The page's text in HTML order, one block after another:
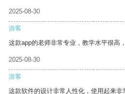
2025-08-30
游客
这款app的老师非常专业，教学水平很高
2025-08-30
游客
这款软件的设计非常人性化，使用起来非